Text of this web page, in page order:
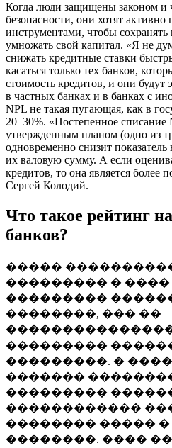
Когда люди защищены законом и
безопасности, они хотят активно
инструментами, чтобы сохранять
умножать свой капитал. «Я не
снижать кредитные ставки
касаться только тех банков,
стоимость кредитов, и они будут
в частных банках и в банках с
NPL не такая пугающая, как в
20–30%. «Постепенное списание
утвержденным планом (одно из
одновременно снизит
их валовую сумму. А если
кредитов, то она является более
Сергей Колодий.
Что такое рейтинг
банков?
�����
��������� �
���������
��������, ��� ��
���������
���������. �
�������
���������
������������
�������� �����
��������. ����